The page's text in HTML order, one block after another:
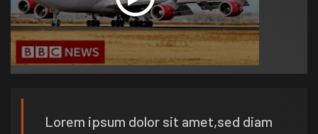
Lorem ipsum dolor sit amet,sed diam